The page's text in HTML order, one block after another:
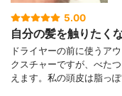
5.00
自分の髪を触りたく
ドライヤーの前に使うア
クスチャーですが、べた
えます。私の頭皮は脂っ